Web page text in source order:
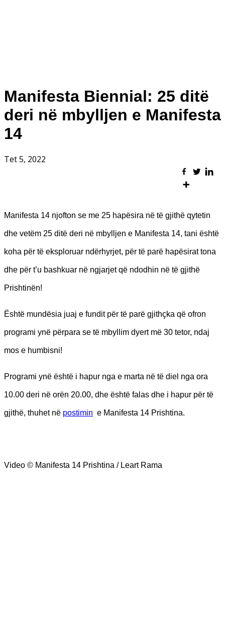
Manifesta Biennial: 25 ditë
deri në mbylljen e Manifesta
14
Tet 5, 2022
Manifesta 14 njofton se me 25 hapësira në të gjithë qytetin
dhe vetëm 25 ditë deri në mbylljen e Manifesta 14, tani është
koha për të eksploruar ndërhyrjet, për të parë hapësirat tona
dhe për t’u bashkuar në ngjarjet që ndodhin në të gjithë
Prishtinën!
Është mundësia juaj e fundit për të parë gjithçka që ofron
programi ynë përpara se të mbyllim dyert më 30 tetor, ndaj
mos e humbisni!
Programi ynë është i hapur nga e marta në të diel nga ora
10.00 deri në orën 20.00, dhe është falas dhe i hapur për të
gjithë, thuhet në postimin e Manifesta 14 Prishtina.
Video © Manifesta 14 Prishtina / Leart Rama